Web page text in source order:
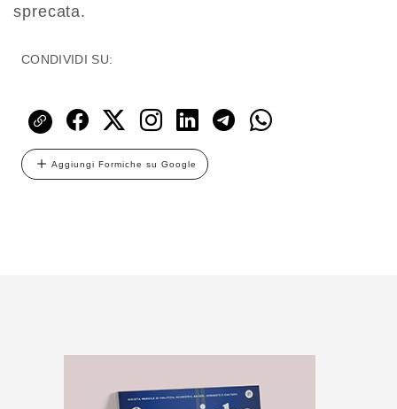
sprecata.
CONDIVIDI SU:
Aggiungi Formiche su Google